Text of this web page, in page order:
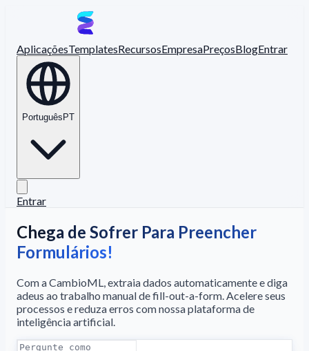
AplicaçõesTemplatesRecursosEmpresaPreçosBlogEntrar
Português PT
Entrar
Chega de Sofrer Para Preencher
Formulários!
Com a CambioML, extraia dados automaticamente e diga
adeus ao trabalho manual de fill-out-a-form. Acelere seus
processos e reduza erros com nossa plataforma de
inteligência artificial.